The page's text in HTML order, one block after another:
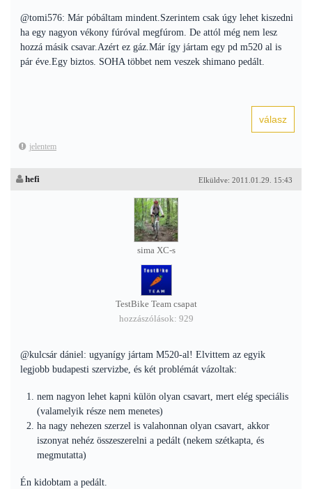
@tomi576: Már póbáltam mindent.Szerintem csak úgy lehet kiszedni
ha egy nagyon vékony fúróval megfúrom. De attól még nem lesz
hozzá másik csavar.Azért ez gáz.Már így jártam egy pd m520 al is
pár éve.Egy biztos. SOHA többet nem veszek shimano pedált.
jelentem
Elküldve: 2011.01.29. 15:43
hefi
sima XC-s
TestBike Team csapat
hozzászólások: 929
@kulcsár dániel: ugyanígy jártam M520-al! Elvittem az egyik
legjobb budapesti szervizbe, és két problémát vázoltak:
nem nagyon lehet kapni külön olyan csavart, mert elég speciális
(valamelyik része nem menetes)
ha nagy nehezen szerzel is valahonnan olyan csavart, akkor
iszonyat nehéz összeszerelni a pedált (nekem szétkapta, és
megmutatta)
Én kidobtam a pedált.